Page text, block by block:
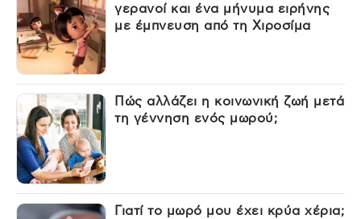
γερανοί και ένα μήνυμα ειρήνης
με έμπνευση από τη Χιροσίμα
Πώς αλλάζει η κοινωνική ζωή μετά
τη γέννηση ενός μωρού;
Γιατί το μωρό μου έχει κρύα χέρια;